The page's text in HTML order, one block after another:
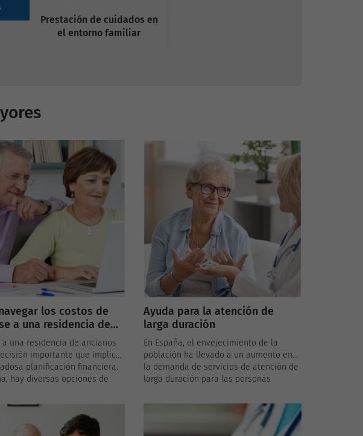
Prestación de cuidados en
el entorno familiar
los costos de
a una residencia de
en España
a una residencia de ancianos
importante que implica
planificación financiera.
hay diversas opciones de
significativamente.
estos costos y planificar
puede ayudar a los
Ayuda para la atención de
larga duración
En España, el envejecimiento de la
población ha llevado a un aumento en
la demanda de servicios de atención de
larga duración para las personas
dependencia. Reconociendo esta
necesidad, el gobierno español ha
establecido programas de ayuda